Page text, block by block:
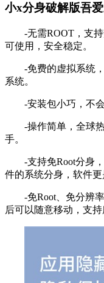
小x分身破解版吾
-无需ROOT，支持
可使用，安全稳定。
-免费的虚拟系统，
系统。
-安装包小巧，不会
-操作简单，全球热
手。
-支持免Root分身，
件的系统分身，软件更
-免Root、免分辨率
后可以随意移动，支持